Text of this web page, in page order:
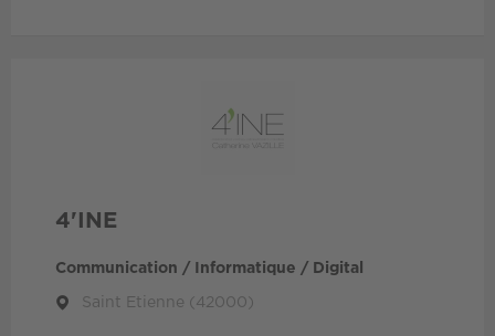
4'INE
Communication / Informatique / Digital
Saint Etienne (42000)